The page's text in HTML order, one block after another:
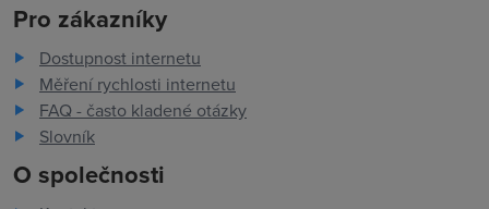
Pro zákazníky
Dostupnost internetu
Měření rychlosti internetu
FAQ - často kladené otázky
Slovník
O společnosti